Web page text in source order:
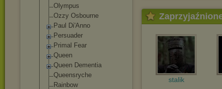
Olympus
Ozzy Osbourne
Paul Di'Anno
Persuader
Primal Fear
Queen
Queen Dementia
Queensryche
Rainbow
stalik